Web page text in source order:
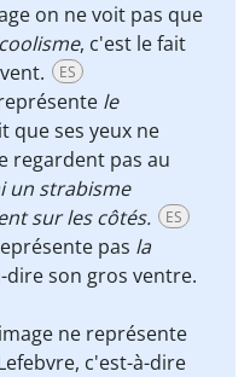
on ne voit pas que
, c'est le fait
ES
le
que ses yeux ne
regardent pas au
un strabisme
sur les côtés.
ES
pas la
dire son gros ventre.
ne représente
c'est-à-dire